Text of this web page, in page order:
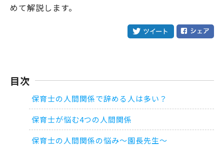
めて解説します。
目次
保育士の人間関係で辞める人は多い？
保育士が悩む4つの人間関係
保育士の人間関係の悩み～園長先生～